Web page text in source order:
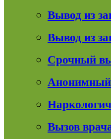
Вывод из
Вывод из
Срочный
Анонимный
Вызов